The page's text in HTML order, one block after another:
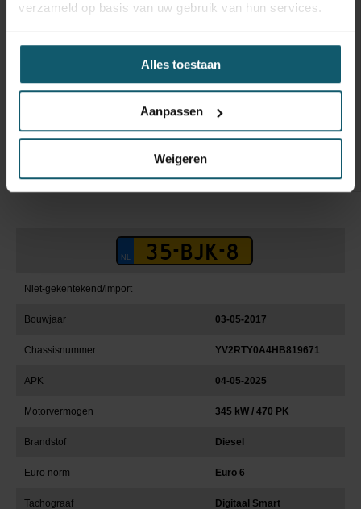
verzameld op basis van uw gebruik van hun services.
Alles toestaan
Aanpassen
Weigeren
Toebehoren
Keuringsdatum opbouw
Niet-gekentekend/import
Bouwjaar 03-05-2017
Chassisnummer YV2RTY0A4HB819671
APK 04-05-2025
Motorvermogen 345 kW / 470 PK
Brandstof Diesel
Euro norm Euro 6
Tachograaf Digitaal Smart